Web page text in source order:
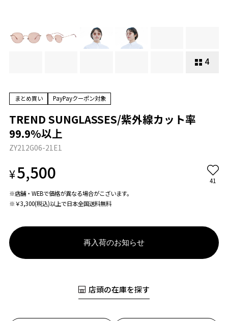
4
まとめ買い PayPayクーポン対象
TREND SUNGLASSES/紫外線カット率
99.9%以上
ZY212G06-21E1
¥5,500 41
※店舗・WEBで価格が異なる場合がこざいます。
※￥3,300(税込)以上で日本全国送料無料
再入荷のお知らせ
店頭の在庫を探す